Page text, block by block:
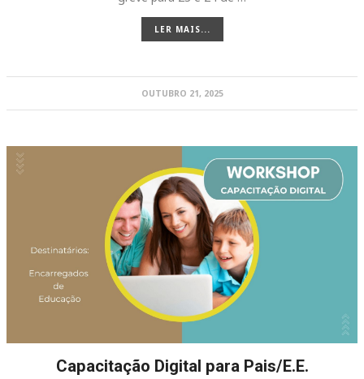
LER MAIS...
OUTUBRO 21, 2025
Capacitação Digital para Pais/E.E.